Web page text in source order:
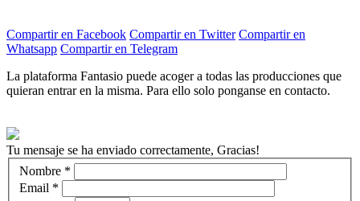
Compartir en Facebook Compartir en Twitter Compartir en
Whatsapp Compartir en Telegram
La plataforma Fantasio puede acoger a todas las producciones que
quieran entrar en la misma. Para ello solo ponganse en contacto.
Tu mensaje se ha enviado correctamente, Gracias!
Nombre *
Email *